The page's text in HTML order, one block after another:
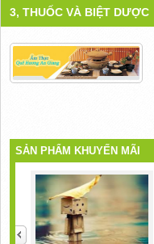
3, THUỐC VÀ BIỆT DƯỢC
SẢN PHẨM KHUYẾN MÃI